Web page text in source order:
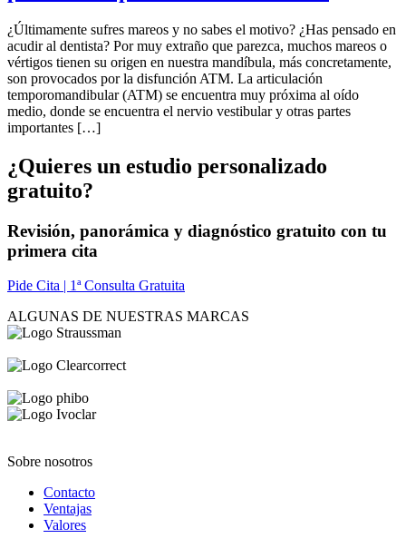
¿Últimamente sufres mareos y no sabes el motivo? ¿Has pensado en
acudir al dentista? Por muy extraño que parezca, muchos mareos o
vértigos tienen su origen en nuestra mandíbula, más concretamente,
son provocados por la disfunción ATM. La articulación
temporomandibular (ATM) se encuentra muy próxima al oído
medio, donde se encuentra el nervio vestibular y otras partes
importantes […]
¿Quieres un estudio personalizado
gratuito?
Revisión, panorámica y diagnóstico gratuito con tu
primera cita
Pide Cita | 1ª Consulta Gratuita
ALGUNAS DE NUESTRAS MARCAS
Sobre nosotros
Contacto
Ventajas
Valores